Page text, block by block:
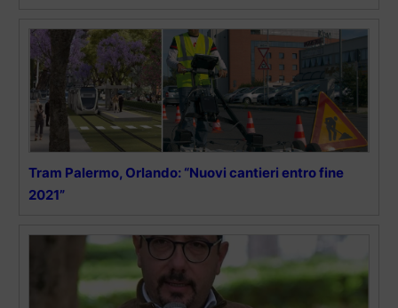
Tram Palermo, Orlando: “Nuovi cantieri entro fine
2021”